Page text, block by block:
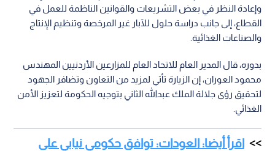
وإعادة النظر في بعض التشريعات والقوانين الناظمة للعمل في
القطاع، إلى جانب دراسة حلول للآبار غير المرخصة وتنظيم الإنتاج
والصناعات الغذائية.
بدوره، قال المدير العام للاتحاد العام للمزارعين الأردنيين المهندس
محمود العوران، إن الزيارة تأتي لمزيد من التعاون وتضافر الجهود
لتحقيق رؤى جلالة الملك عبدالله الثاني بتوجيه الحكومة لتعزيز الأمن
الغذائي.
اقرأ أيضا: العودات: توافق حكومي نيابي على